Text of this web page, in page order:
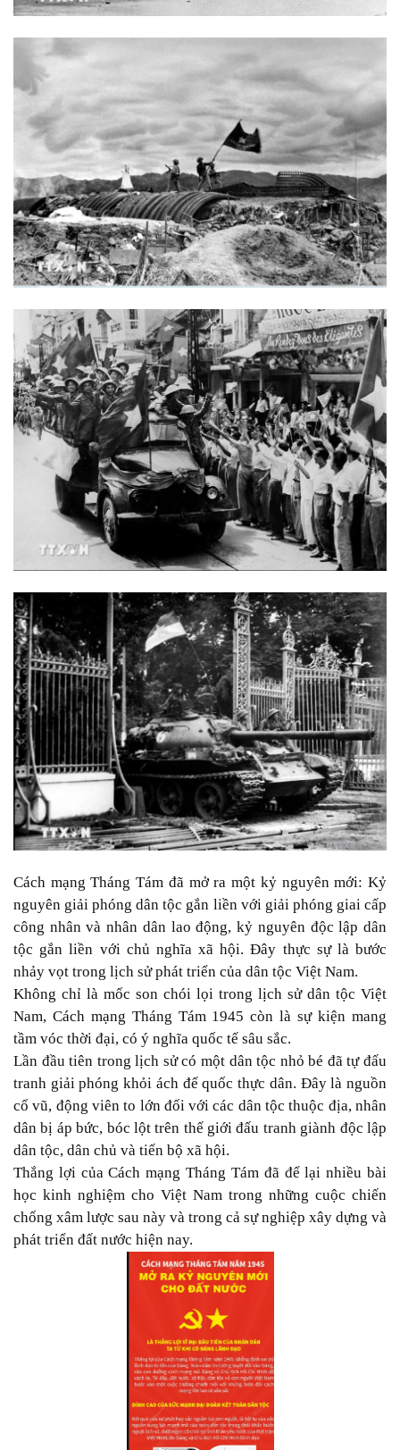
Cách mạng Tháng Tám đã mở ra một kỷ nguyên mới: Kỷ
nguyên giải phóng dân tộc gắn liền với giải phóng giai cấp
công nhân và nhân dân lao động, kỷ nguyên độc lập dân
tộc gắn liền với chủ nghĩa xã hội. Đây thực sự là bước
nhảy vọt trong lịch sử phát triển của dân tộc Việt Nam.
Không chỉ là mốc son chói lọi trong lịch sử dân tộc Việt
Nam, Cách mạng Tháng Tám 1945 còn là sự kiện mang
tầm vóc thời đại, có ý nghĩa quốc tế sâu sắc.
Lần đầu tiên trong lịch sử có một dân tộc nhỏ bé đã tự đấu
tranh giải phóng khỏi ách đế quốc thực dân. Đây là nguồn
cổ vũ, động viên to lớn đối với các dân tộc thuộc địa, nhân
dân bị áp bức, bóc lột trên thế giới đấu tranh giành độc lập
dân tộc, dân chủ và tiến bộ xã hội.
Thắng lợi của Cách mạng Tháng Tám đã để lại nhiều bài
học kinh nghiệm cho Việt Nam trong những cuộc chiến
chống xâm lược sau này và trong cả sự nghiệp xây dựng và
phát triển đất nước hiện nay.